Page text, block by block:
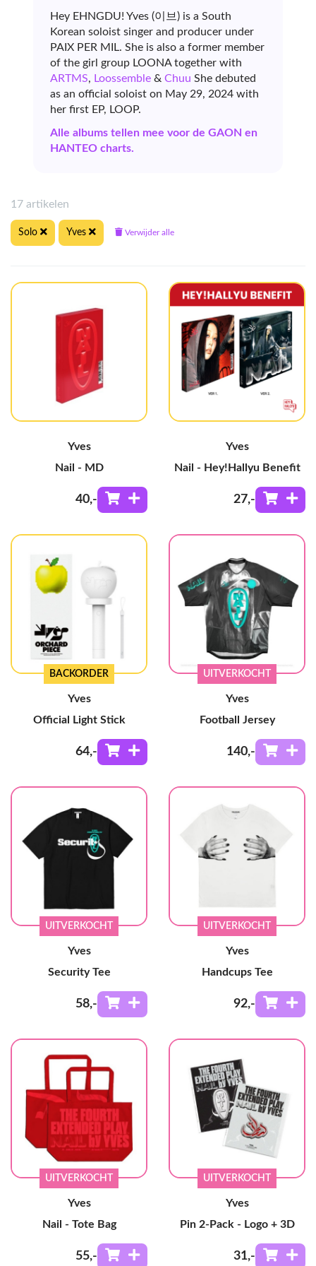
Hey EHNGDU! Yves (이브) is a South
Korean soloist singer and producer under
PAIX PER MIL. She is also a former member
of the girl group LOONA together with
ARTMS, Loossemble & Chuu She debuted
as an official soloist on May 29, 2024 with
her first EP, LOOP.
Alle albums tellen mee voor de GAON en
HANTEO charts.
17 artikelen
Solo Yves Verwijder alle
Yves
Nail - MD
40,-
Yves
Nail - Hey!Hallyu Benefit
27,-
BACKORDER
Yves
Official Light Stick
64,-
UITVERKOCHT
Yves
Football Jersey
140,-
UITVERKOCHT
Yves
Security Tee
58,-
UITVERKOCHT
Yves
Handcups Tee
92,-
UITVERKOCHT
Yves
Nail - Tote Bag
55,-
UITVERKOCHT
Yves
Pin 2-Pack - Logo + 3D
31,-